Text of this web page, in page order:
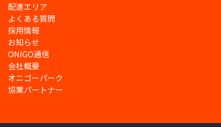
配達エリア
よくある質問
採用情報
お知らせ
ONIGO通信
会社概要
オニゴーパーク
協業パートナー